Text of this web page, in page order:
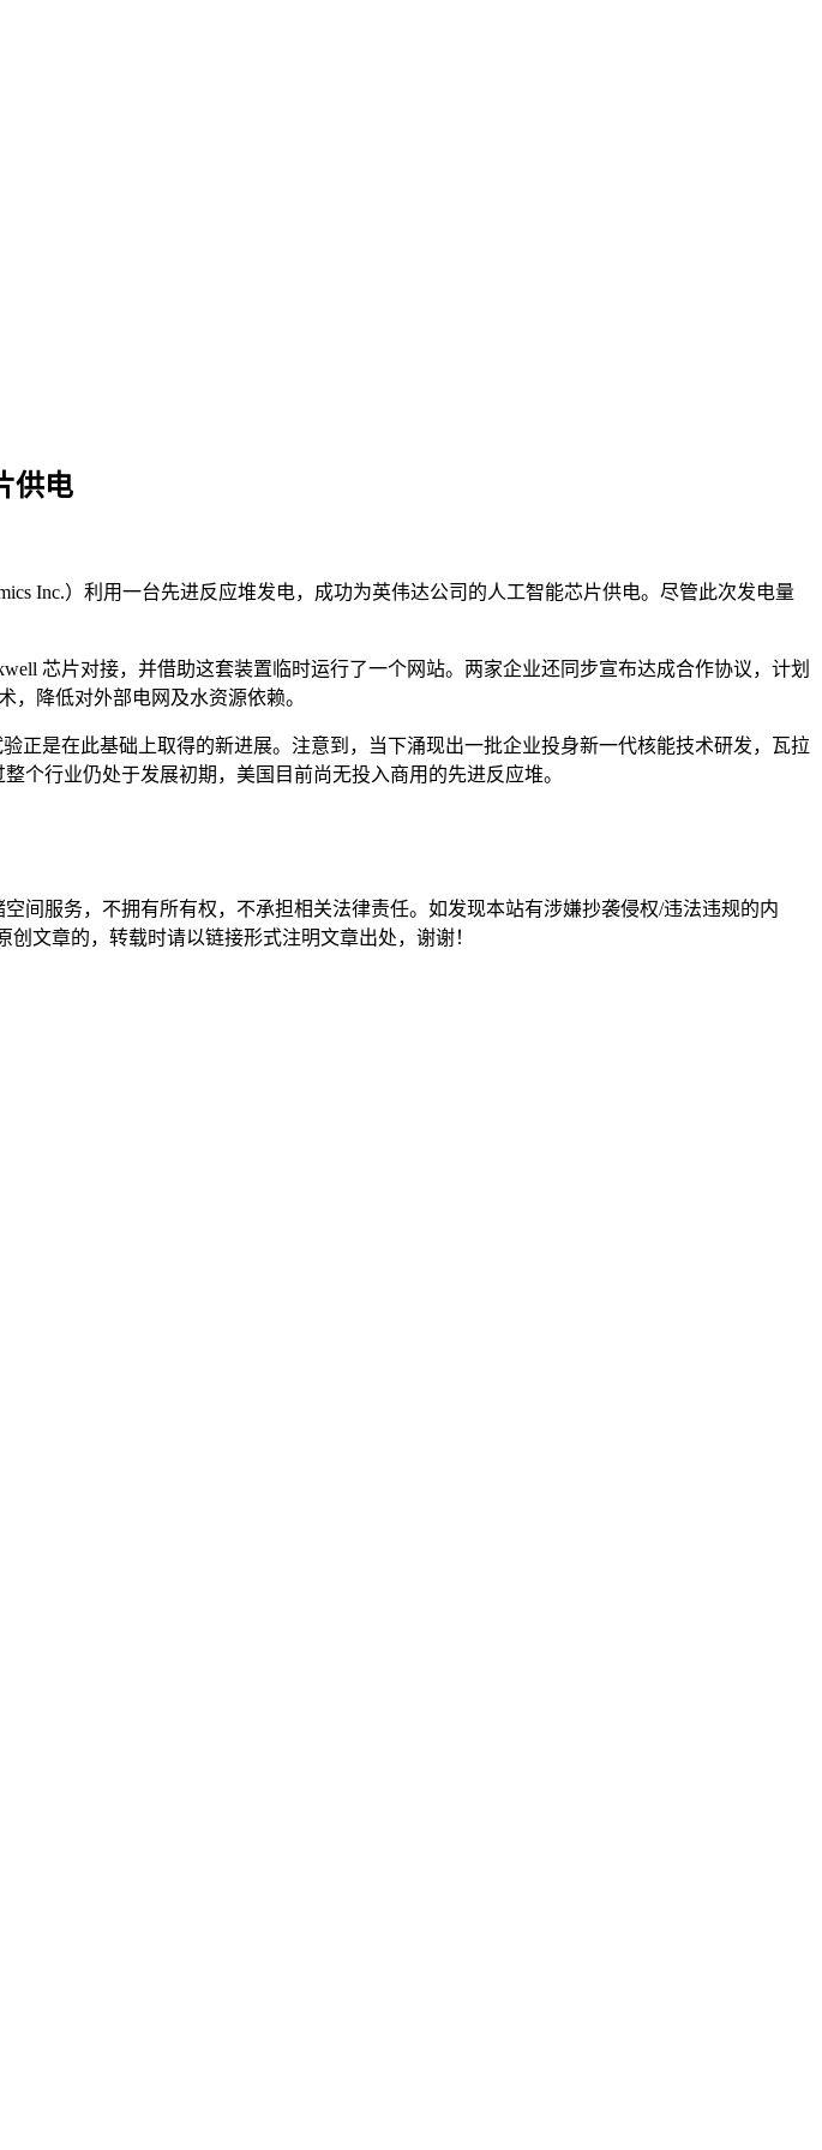
供电
Inc.）利用一台先进反应堆发电，成功为英伟达公司的人工智能芯片供电。尽管此次发电量
芯片对接，并借助这套装置临时运行了一个网站。两家企业还同步宣布达成合作协议，计划
降低对外部电网及水资源依赖。
正是在此基础上取得的新进展。注意到，当下涌现出一批企业投身新一代核能技术研发，瓦拉
个行业仍处于发展初期，美国目前尚无投入商用的先进反应堆。
间服务，不拥有所有权，不承担相关法律责任。如发现本站有涉嫌抄袭侵权/违法违规的内
文章的，转载时请以链接形式注明文章出处，谢谢！